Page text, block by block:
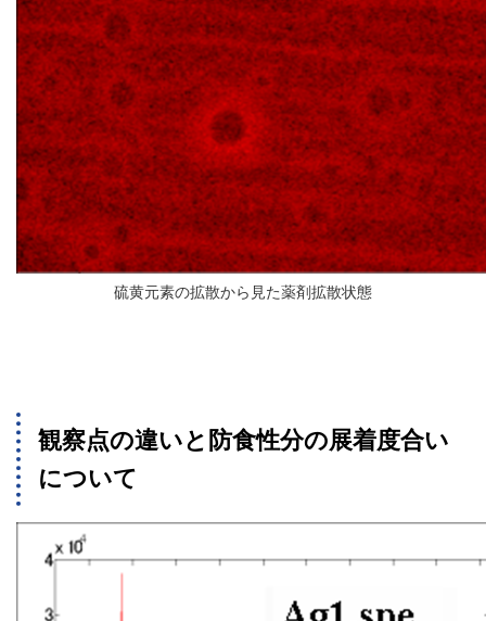
硫黄元素の拡散から見た薬剤拡散状態
観察点の違いと防食性分の展着度合い
について